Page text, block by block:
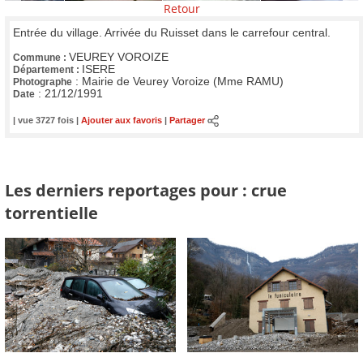
Retour
Entrée du village. Arrivée du Ruisset dans le carrefour central.
Commune : VEUREY VOROIZE
Département : ISERE
Photographe : Mairie de Veurey Voroize (Mme RAMU)
Date : 21/12/1991
| vue 3727 fois | Ajouter aux favoris Partager
Les derniers reportages pour : crue
torrentielle